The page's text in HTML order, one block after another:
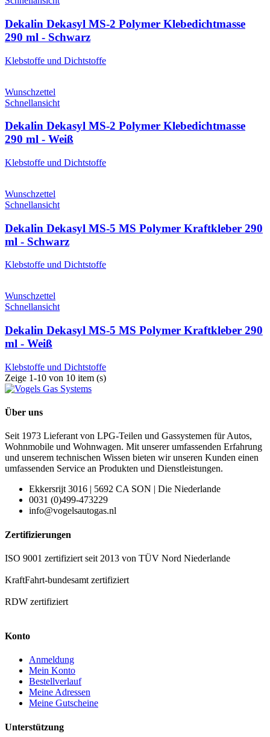
Dekalin Dekasyl MS-2 Polymer Klebedichtmasse
290 ml - Schwarz
Klebstoffe und Dichtstoffe
Wunschzettel
Schnellansicht
Dekalin Dekasyl MS-2 Polymer Klebedichtmasse
290 ml - Weiß
Klebstoffe und Dichtstoffe
Wunschzettel
Schnellansicht
Dekalin Dekasyl MS-5 MS Polymer Kraftkleber 290
ml - Schwarz
Klebstoffe und Dichtstoffe
Wunschzettel
Schnellansicht
Dekalin Dekasyl MS-5 MS Polymer Kraftkleber 290
ml - Weiß
Klebstoffe und Dichtstoffe
Zeige 1-10 von 10 item (s)
Über uns
Seit 1973 Lieferant von LPG-Teilen und Gassystemen für Autos,
Wohnmobile und Wohnwagen. Mit unserer umfassenden Erfahrung
und unserem technischen Wissen bieten wir unseren Kunden einen
umfassenden Service an Produkten und Dienstleistungen.
Ekkersrijt 3016 | 5692 CA SON | Die Niederlande
0031 (0)499-473229
info@vogelsautogas.nl
Zertifizierungen
ISO 9001 zertifiziert seit 2013 von TÜV Nord Niederlande
KraftFahrt-bundesamt zertifiziert
RDW zertifiziert
Konto
Anmeldung
Mein Konto
Bestellverlauf
Meine Adressen
Meine Gutscheine
Unterstützung